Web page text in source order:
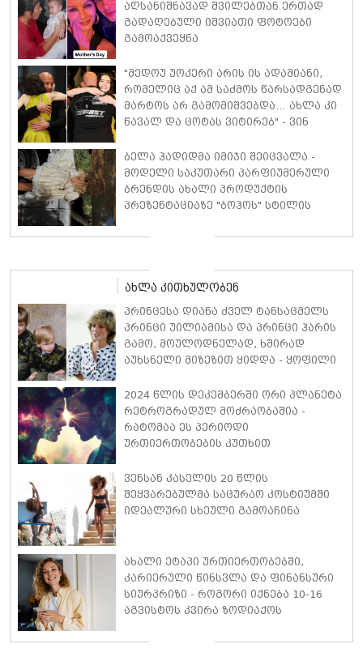
აღსანიშნავად შვილებთან ერთად
გადაღებული იშვიათი ფოტოები
გამოაქვეყნა
"მედოუ უოკერი არის ის ადამიანი,
რომელიც აქ ამ საძმოს წარსადგენად
მარტოს არ გამომიშვებდა… ახლა კი
წავალ და ცოტას ვიტირებ" - ვინ
პოლ უოკერის ქალიშვილს ემოციური
სიტყვებით მიმართავს
ბელა ჰადიდმა იმიჯი შეიცვალა -
მოდელი საკუთარი პარფიუმერული
ბრენდის ახალი პროდუქტის
პრეზენტაციაზე "ბოჰოს" სტილის
მინიკაბით გამოჩნდა
ახლა კითხულობენ
პრინცესა დიანა ძველ ტანსაცმელს
პრინცი უილიამისა და პრინცი ჰარის
გამო, მოულოდნელად, ხშირად
აუხსნელი მიზეზით ყიდდა - ყოფილი
საკუთარ წიგნში საუბრობს
2024 წლის დეკემბერში ორი პლანეტა
რეტროგრადულ მოძრაობაშია -
რატომაა ეს პერიოდი
ურთიერთობების კუთხით
უნდა გააკეთოთ, რომ სირთულეები
აირიდოთ
ვენსან კასელის 20 წლის
შეყვარებულმა საცურაო კოსტიუმში
იდეალური სხეული გამოაჩინა
ახალი ეტაპი ურთიერთობებში,
კარიერული წინსვლა და ფინანსური
სიურპრიზი - როგორი იქნება 10-16
აგვისტოს კვირა ზოდიაქოს